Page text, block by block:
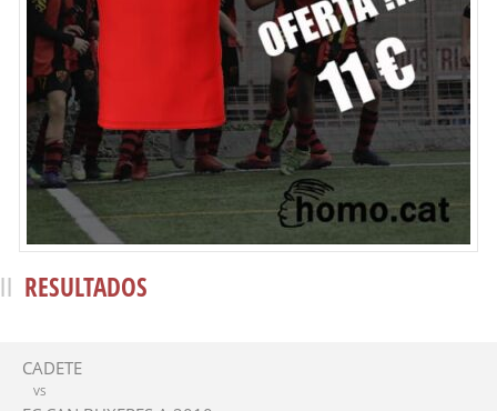
RESULTADOS
CADETE
VS